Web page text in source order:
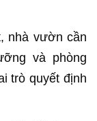
nhà vườn cần
và phòng
trò quyết định